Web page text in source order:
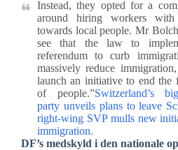
Instead, they opted for a
around hiring workers with
towards local people. Mr
see that the law to
referendum to curb
massively reduce
launch an initiative to end the
of people.”Switzerland’s
party unveils plans to leave
right-wing SVP mulls new
immigration.
DF’s medskyld i den nationale